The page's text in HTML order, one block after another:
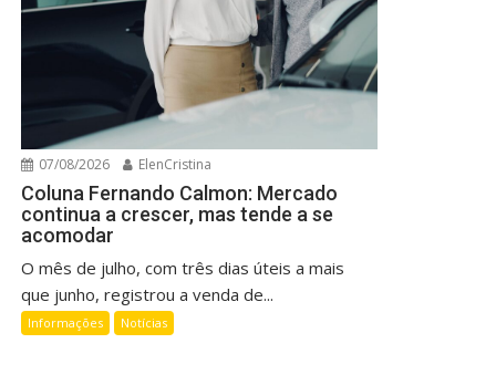
07/08/2026 ElenCristina
Coluna Fernando Calmon: Mercado
continua a crescer, mas tende a se
acomodar
O mês de julho, com três dias úteis a mais
que junho, registrou a venda de...
Informações Notícias